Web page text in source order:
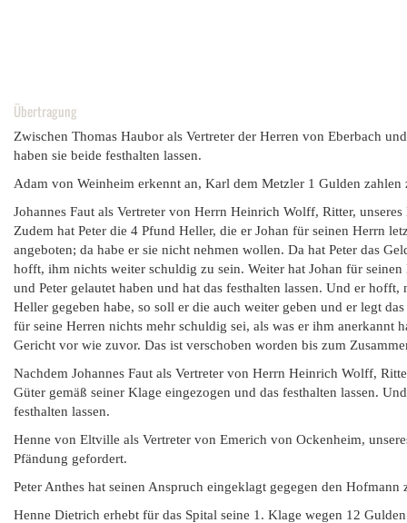
Übertragung
Zwischen Thomas Haubor als Vertreter der Herren von Eberbach
haben sie beide festhalten lassen.
Adam von Weinheim erkennt an, Karl dem Metzler 1 Gulden
Johannes Faut als Vertreter von Herrn Heinrich Wolff, Ritter,
Zudem hat Peter die 4 Pfund Heller, die er Johan für seinen Herrn
angeboten; da habe er sie nicht nehmen wollen. Da hat Peter das
hofft, ihm nichts weiter schuldig zu sein. Weiter hat Johan für
und Peter gelautet haben und hat das festhalten lassen. Und er
Heller gegeben habe, so soll er die auch weiter geben und er legt
für seine Herren nichts mehr schuldig sei, als was er ihm anerkannt
Gericht vor wie zuvor. Das ist verschoben worden bis zum
Nachdem Johannes Faut als Vertreter von Herrn Heinrich Wolff,
Güter gemäß seiner Klage eingezogen und das festhalten lassen.
festhalten lassen.
Henne von Eltville als Vertreter von Emerich von Ockenheim,
Pfändung gefordert.
Peter Anthes hat seinen Anspruch eingeklagt gegegen den Hofmann
Henne Dietrich erhebt für das Spital seine 1. Klage wegen 12